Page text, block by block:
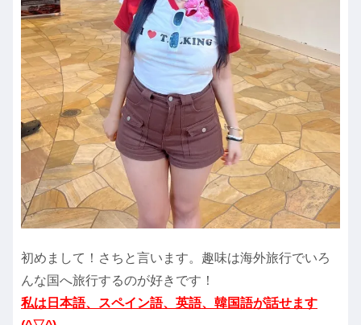
初めまして！さちと言います。趣味は海外旅行でいろ
んな国へ旅行するのが好きです！
私は日本語、スペイン語、英語、韓国語が話せます